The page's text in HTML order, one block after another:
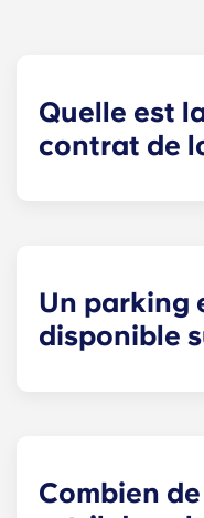
Quelle est
contrat de
Un parking
disponible
Combien